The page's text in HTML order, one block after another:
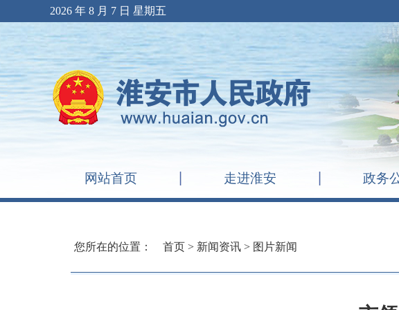
2026 年 8 月 7 日 星期五
网站首页 走进淮安 政务
您所在的位置： 首页 > 新闻资讯 > 图片新闻